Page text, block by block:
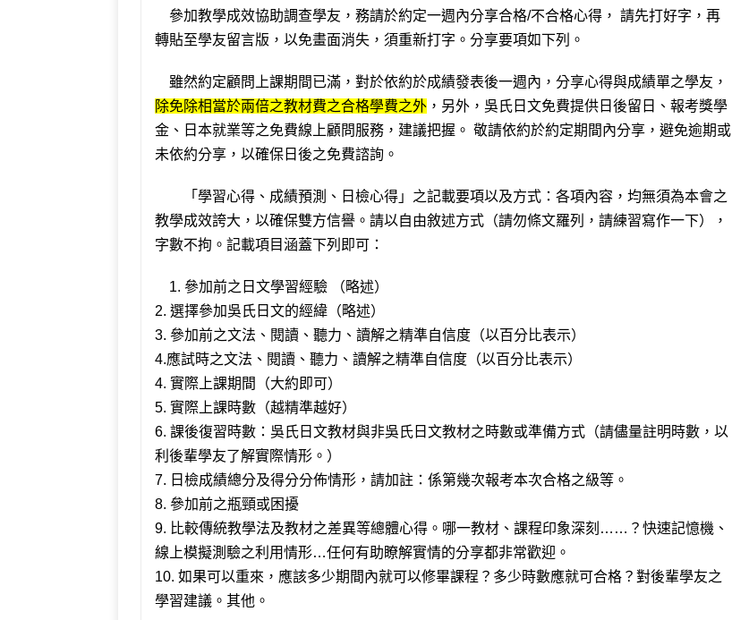
參加教學成效協助調查學友，務請於約定一週內分享合格/不合格心得， 請先打好字，再
轉貼至學友留言版，以免畫面消失，須重新打字。分享要項如下列。
雖然約定顧問上課期間已滿，對於依約於成績發表後一週內，分享心得與成績單之學友，
除免除相當於兩倍之教材費之合格學費之外 ，另外，吳氏日文免費提供日後留日、報考獎學
金、日本就業等之免費線上顧問服務，建議把握。 敬請依約於約定期間內分享，避免逾期或
未依約分享，以確保日後之免費諮詢。
「學習心得、成績預測、日檢心得」之記載要項以及方式：各項內容，均無須為本會之
教學成效誇大，以確保雙方信譽。請以自由敘述方式（請勿條文羅列，請練習寫作一下），
字數不拘。記載項目涵蓋下列即可：
1. 參加前之日文學習經驗 （略述）
2. 選擇參加吳氏日文的經緯（略述）
3. 參加前之文法、閱讀、聽力、讀解之精準自信度（以百分比表示）
4.應試時之文法、閱讀、聽力、讀解之精準自信度（以百分比表示）
4. 實際上課期間（大約即可）
5. 實際上課時數（越精準越好）
6. 課後復習時數：吳氏日文教材與非吳氏日文教材之時數或準備方式（請儘量註明時數，以
利後輩學友了解實際情形。）
7. 日檢成績總分及得分分佈情形，請加註：係第幾次報考本次合格之級等。
8. 參加前之瓶頸或困擾
9. 比較傳統教學法及教材之差異等總體心得。哪一教材、課程印象深刻……？快速記憶機、
線上模擬測驗之利用情形…任何有助瞭解實情的分享都非常歡迎。
10. 如果可以重來，應該多少期間內就可以修畢課程？多少時數應就可合格？對後輩學友之
學習建議。其他。